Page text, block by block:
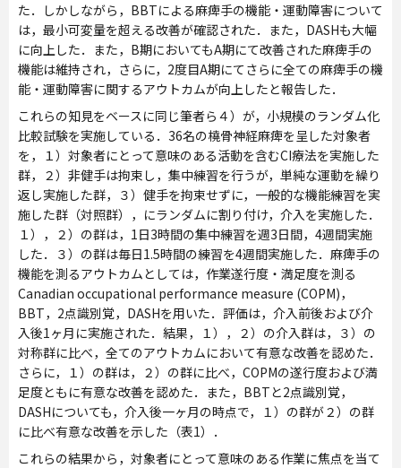
た．しかしながら，BBTによる麻痺手の機能・運動障害について
は，最小可変量を超える改善が確認された．また，DASHも大幅
に向上した．また，B期においてもA期にて改善された麻痺手の
機能は維持され，さらに，2度目A期にてさらに全ての麻痺手の機
能・運動障害に関するアウトカムが向上したと報告した．
これらの知見をベースに同じ筆者ら４）が，小規模のランダム化
比較試験を実施している．36名の橈骨神経麻痺を呈した対象者
を，１）対象者にとって意味のある活動を含むCI療法を実施した
群，２）非健手は拘束し，集中練習を行うが，単純な運動を繰り
返し実施した群，３）健手を拘束せずに，一般的な機能練習を実
施した群（対照群），にランダムに割り付け，介入を実施した．
１），２）の群は，1日3時間の集中練習を週3日間，4週間実施
した．３）の群は毎日1.5時間の練習を4週間実施した．麻痺手の
機能を測るアウトカムとしては，作業遂行度・満足度を測る
Canadian occupational performance measure (COPM)，
BBT，2点識別覚，DASHを用いた．評価は，介入前後および介
入後1ヶ月に実施された．結果，１），２）の介入群は，３）の
対称群に比べ，全てのアウトカムにおいて有意な改善を認めた．
さらに，１）の群は，２）の群に比べ，COPMの遂行度および満
足度ともに有意な改善を認めた．また，BBTと2点識別覚，
DASHについても，介入後一ヶ月の時点で，１）の群が２）の群
に比べ有意な改善を示した（表1）．
これらの結果から，対象者にとって意味のある作業に焦点を当て